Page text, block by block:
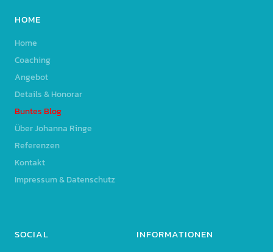
HOME
Home
Coaching
Angebot
Details & Honorar
Buntes Blog
Über Johanna Ringe
Referenzen
Kontakt
Impressum & Datenschutz
SOCIAL INFORMATIONEN